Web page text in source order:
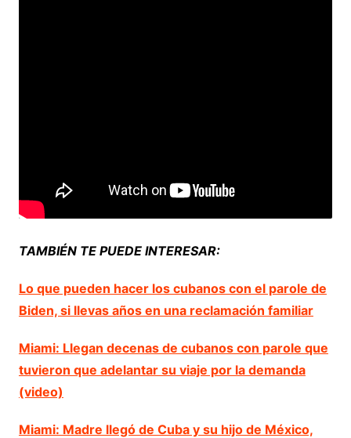
TAMBIÉN TE PUEDE INTERESAR:
Lo que pueden hacer los cubanos con el parole de
Biden, si llevas años en una reclamación familiar
Miami: Llegan decenas de cubanos con parole que
tuvieron que adelantar su viaje por la demanda
(video)
Miami: Madre llegó de Cuba y su hijo de México,